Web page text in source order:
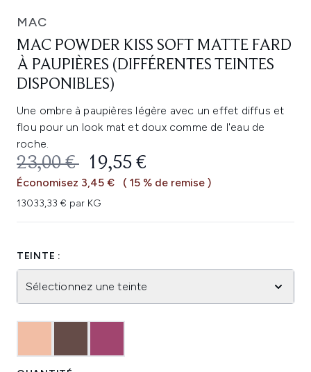
MAC
MAC POWDER KISS SOFT MATTE FARD
À PAUPIÈRES (DIFFÉRENTES TEINTES
DISPONIBLES)
Une ombre à paupières légère avec un effet diffus et
flou pour un look mat et doux comme de l'eau de
roche.
PRIX DE VENTE :
23,00 € PRIX ​​ACTUEL :
19,55 €
Économisez 3,45 € ( 15 % de remise )
13033,33 € par KG
TEINTE :
Sélectionnez une teinte